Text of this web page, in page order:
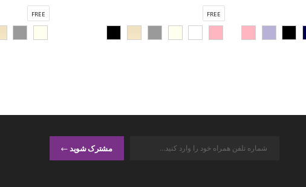
FREE
FREE
مشترک شوید